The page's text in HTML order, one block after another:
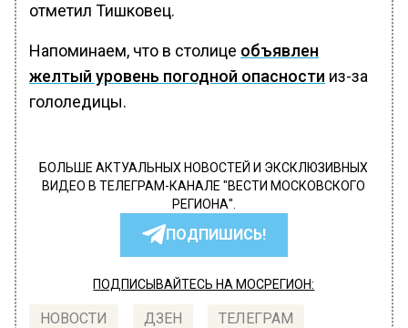
отметил Тишковец.
Напоминаем, что в столице объявлен
желтый уровень погодной опасности из-за
гололедицы.
БОЛЬШЕ АКТУАЛЬНЫХ НОВОСТЕЙ И ЭКСКЛЮЗИВНЫХ
ВИДЕО В ТЕЛЕГРАМ-КАНАЛЕ "ВЕСТИ МОСКОВСКОГО
РЕГИОНА".
ПОДПИШИСЬ!
ПОДПИСЫВАЙТЕСЬ НА МОСРЕГИОН:
НОВОСТИ ДЗЕН ТЕЛЕГРАМ